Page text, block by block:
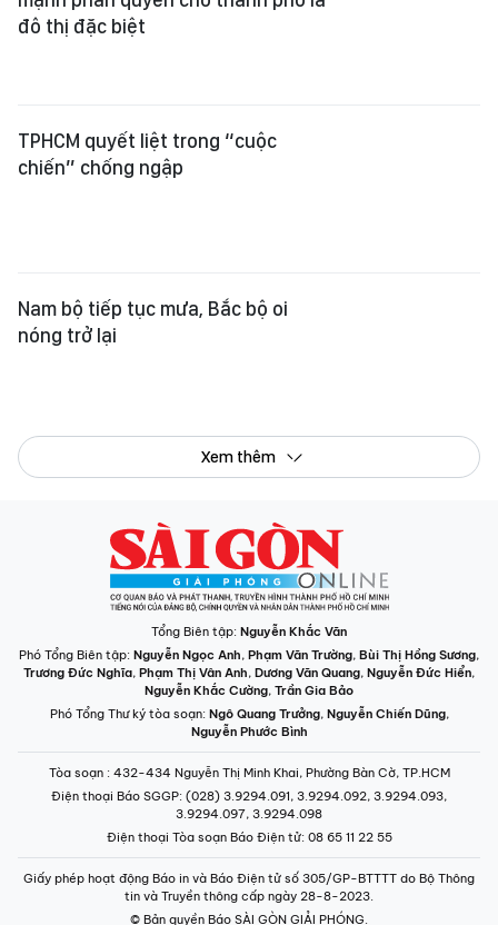
đô thị đặc biệt
TPHCM quyết liệt trong “cuộc
chiến” chống ngập
Nam bộ tiếp tục mưa, Bắc bộ oi
nóng trở lại
Xem thêm
Tổng Biên tập: Nguyễn Khắc Văn
Phó Tổng Biên tập: Nguyễn Ngọc Anh, Phạm Văn Trường, Bùi Thị Hồng Sương,
Trương Đức Nghĩa, Phạm Thị Vân Anh, Dương Văn Quang, Nguyễn Đức Hiển,
Nguyễn Khắc Cường, Trần Gia Bảo
Phó Tổng Thư ký tòa soạn: Ngô Quang Trưởng, Nguyễn Chiến Dũng,
Nguyễn Phước Bình
Tòa soạn : 432-434 Nguyễn Thị Minh Khai, Phường Bàn Cờ, TP.HCM
Điện thoại Báo SGGP: (028) 3.9294.091, 3.9294.092, 3.9294.093,
3.9294.097, 3.9294.098
Điện thoại Tòa soạn Báo Điện tử: 08 65 11 22 55
Giấy phép hoạt động Báo in và Báo Điện tử số 305/GP-BTTTT do Bộ Thông
tin và Truyền thông cấp ngày 28-8-2023.
© Bản quyền Báo SÀI GÒN GIẢI PHÓNG.